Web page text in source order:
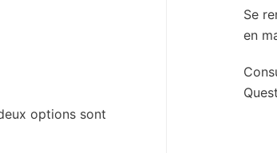
options sont
Se
en